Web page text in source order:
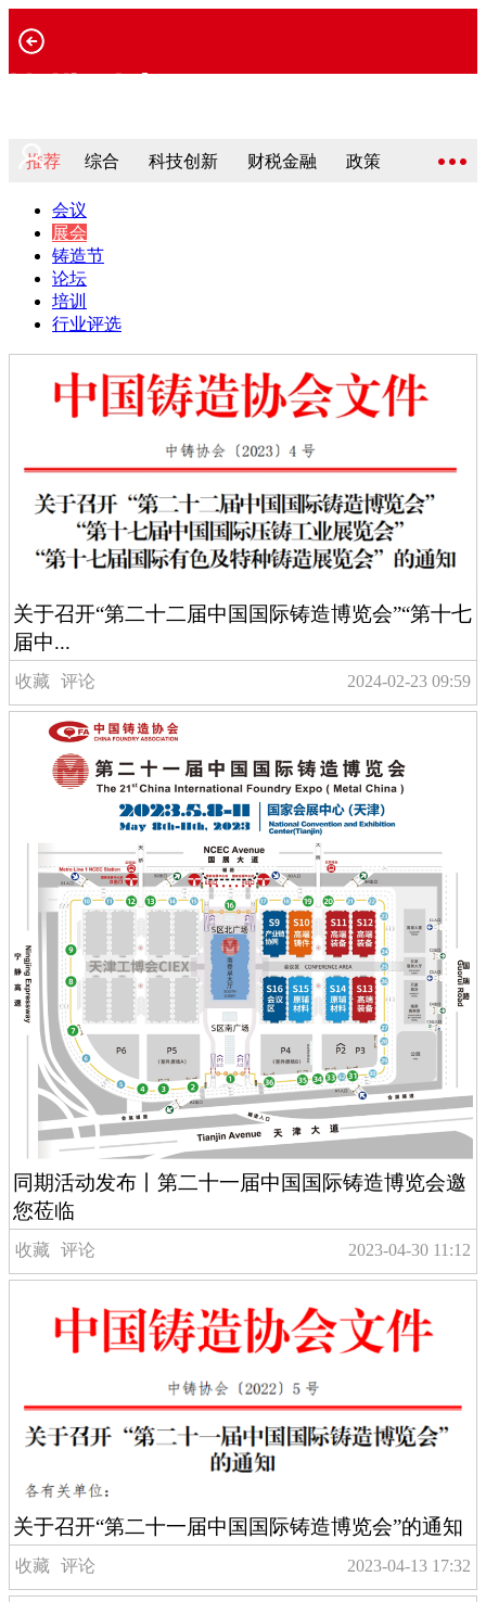
推荐 综合 科技创新 财税金融 政策
会议
展会
铸造节
论坛
培训
行业评选
关于召开“第二十二届中国国际铸造博览会”“第十七
届中...
2024-02-23 09:59
收藏 评论
同期活动发布丨第二十一届中国国际铸造博览会邀
您莅临
2023-04-30 11:12
收藏 评论
关于召开“第二十一届中国国际铸造博览会”的通知
2023-04-13 17:32
收藏 评论